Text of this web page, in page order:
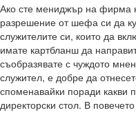
Ако сте мениджър на фирма
разрешение от шефа си да
служителите си, които да
имате картбланш да
съобразявате с чуждото
служител, е добре да
споменавайки поради какви
директорски стол. В